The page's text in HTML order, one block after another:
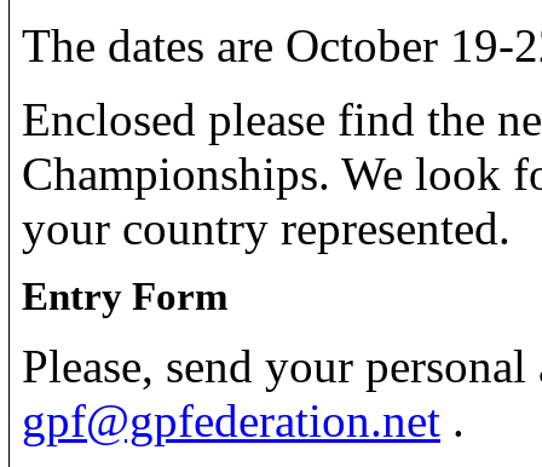
The dates are October
Enclosed please find the
Championships. We look
your country represented.
Entry Form
Please, send your
gpf@gpfederation.net .